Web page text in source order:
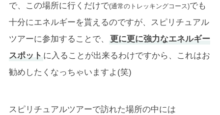
で、この場所に行くだけで(通常のトレッキングコース)でも
十分にエネルギーを貰えるのですが、スピリチュアル
ツアーに参加することで、
更に更に強力なエネルギー
スポット に入ることが出来るわけですから、これはお
勧めしたくなっちゃいますよ(笑)
スピリチュアルツアーで訪れた場所の中には